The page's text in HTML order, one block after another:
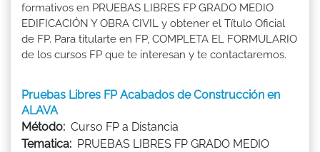
formativos en PRUEBAS LIBRES FP GRADO MEDIO
EDIFICACIÓN Y OBRA CIVIL y obtener el Título Oficial
de FP. Para titularte en FP, COMPLETA EL FORMULARIO
de los cursos FP que te interesan y te contactaremos.
Pruebas Libres FP Acabados de Construcción en
ALAVA
Método: Curso FP a Distancia
Tematica: PRUEBAS LIBRES FP GRADO MEDIO